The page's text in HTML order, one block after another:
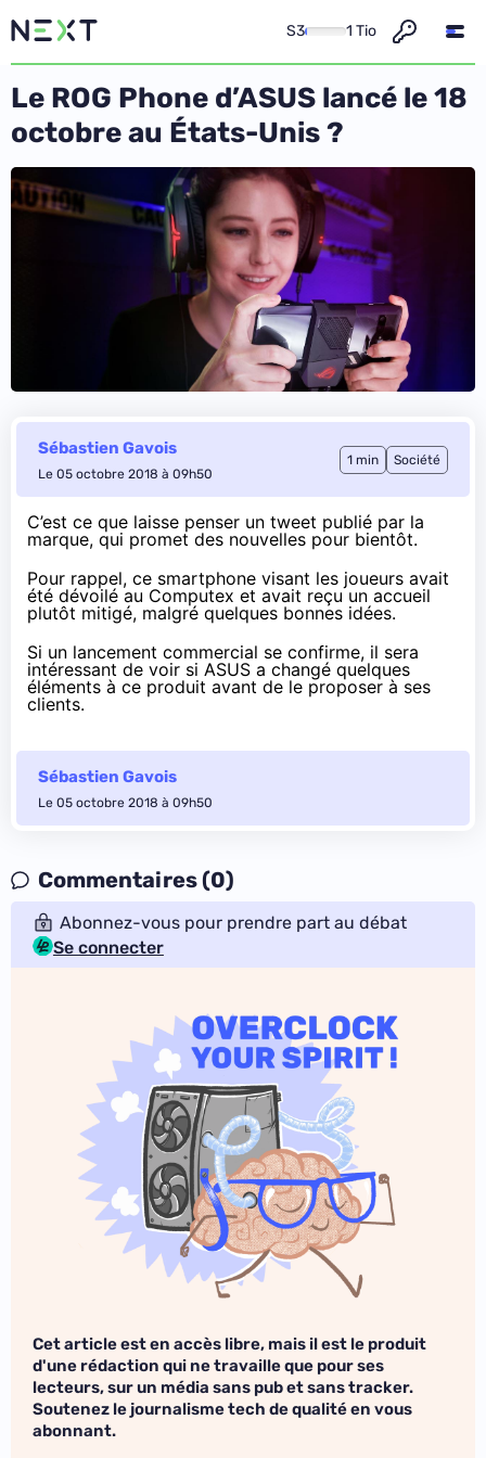
S3 1 Tio
Le ROG Phone d’ASUS lancé le 18
octobre au États-Unis ?
Sébastien Gavois
Le 05 octobre 2018 à 09h50
1 min Société
C’est ce que laisse penser un tweet publié par la
marque, qui promet des nouvelles pour bientôt.
Pour rappel, ce smartphone visant les joueurs avait
été dévoilé au Computex et avait reçu un accueil
plutôt mitigé, malgré quelques bonnes idées.
Si un lancement commercial se confirme, il sera
intéressant de voir si ASUS a changé quelques
éléments à ce produit avant de le proposer à ses
clients.
Sébastien Gavois
Le 05 octobre 2018 à 09h50
Commentaires (0)
Abonnez-vous pour prendre part au débat
Se connecter
Cet article est en accès libre, mais il est le produit
d'une rédaction qui ne travaille que pour ses
lecteurs, sur un média sans pub et sans tracker.
Soutenez le journalisme tech de qualité en vous
abonnant.